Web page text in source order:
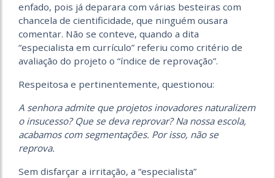
enfado, pois já deparara com várias besteiras com
chancela de cientificidade, que ninguém ousara
comentar. Não se conteve, quando a dita
“especialista em currículo” referiu como critério de
avaliação do projeto o “índice de reprovação”.
Respeitosa e pertinentemente, questionou:
A senhora admite que projetos inovadores naturalizem
o insucesso? Que se deva reprovar? Na nossa escola,
acabamos com segmentações. Por isso, não se
reprova.
Sem disfarçar a irritação, a “especialista”